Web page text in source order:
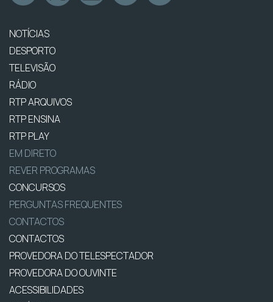
NOTÍCIAS
DESPORTO
TELEVISÃO
RÁDIO
RTP ARQUIVOS
RTP ENSINA
RTP PLAY
EM DIRETO
REVER PROGRAMAS
CONCURSOS
PERGUNTAS FREQUENTES
CONTACTOS
CONTACTOS
PROVEDORA DO TELESPECTADOR
PROVEDORA DO OUVINTE
ACESSIBILIDADES